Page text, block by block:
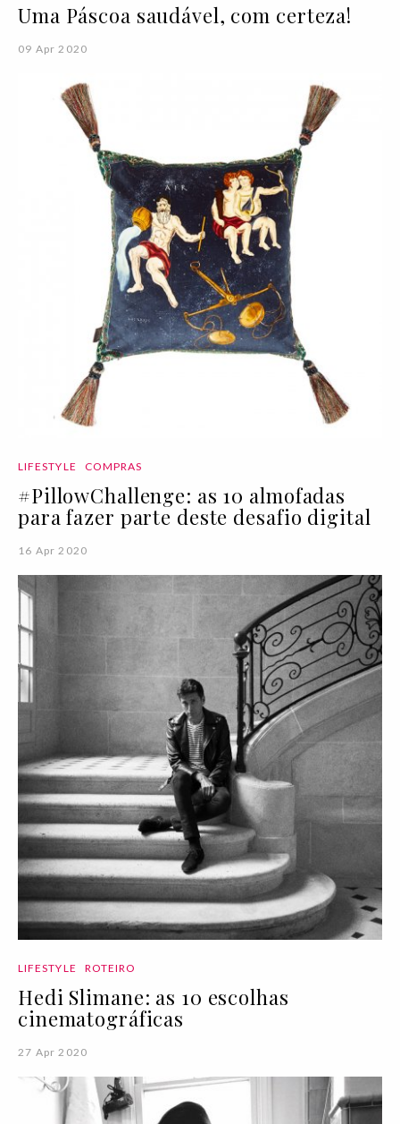
Uma Páscoa saudável, com certeza!
09 Apr 2020
LIFESTYLE COMPRAS
#PillowChallenge: as 10 almofadas
para fazer parte deste desafio digital
16 Apr 2020
LIFESTYLE ROTEIRO
Hedi Slimane: as 10 escolhas
cinematográficas
27 Apr 2020